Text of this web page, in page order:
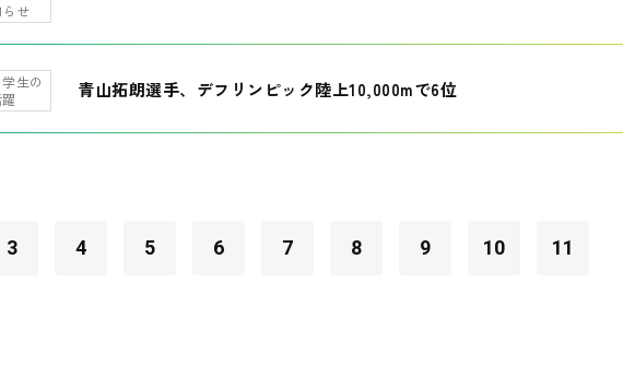
せ
生の
青山拓朗選手、デフリンピック陸上10,000mで6位
3 4 5 6 7 8 9 10 11